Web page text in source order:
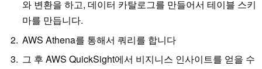
와 변환을 하고, 데이터 카탈로그를 만들어서 테이블 스키
마를 만듭니다.
AWS Athena를 통해서 쿼리를 합니다
그 후 AWS QuickSight에서 비지니스 인사이트를 얻을 수